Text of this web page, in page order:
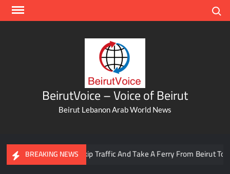
Skip
BeirutVoice – Voice of Beirut
Beirut Lebanon Arab World News
BREAKING NEWS
You Can Now Skip Traffic And Take A Ferry From Beirut To